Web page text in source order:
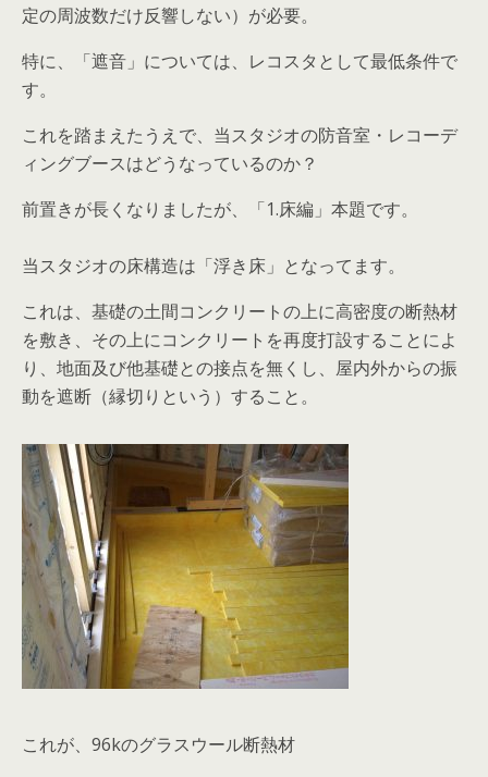
定の周波数だけ反響しない）が必要。
特に、「遮音」については、レコスタとして最低条件で
す。
これを踏まえたうえで、当スタジオの防音室・レコーデ
ィングブースはどうなっているのか？
前置きが長くなりましたが、「1.床編」本題です。
当スタジオの床構造は「浮き床」となってます。
これは、基礎の土間コンクリートの上に高密度の断熱材
を敷き、その上にコンクリートを再度打設することによ
り、地面及び他基礎との接点を無くし、屋内外からの振
動を遮断（縁切りという）すること。
これが、96kのグラスウール断熱材